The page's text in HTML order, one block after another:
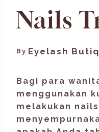
Nails
By Eyelash Butiq
Bagi para
menggunakan
melakukan